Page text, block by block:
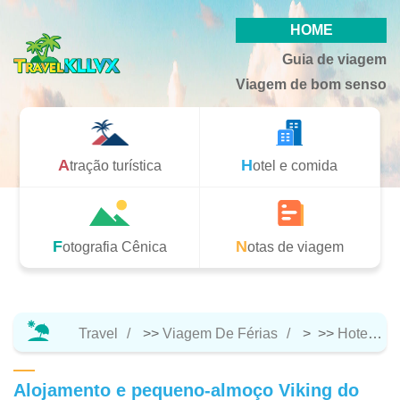
HOME
Guia de viagem
Viagem de bom senso
Atração turística Hotel e comida
Fotografia Cênica Notas de viagem
Travel >> Viagem De Férias > >> Hotel E Comida
Alojamento e pequeno-almoço Viking do